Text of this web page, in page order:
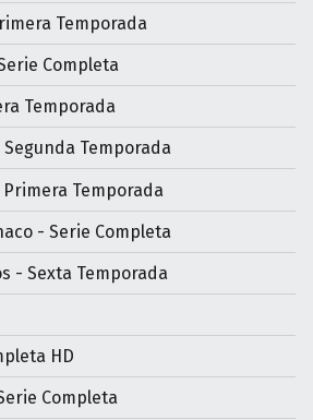
Temporada
Completa
Temporada
Temporada
Primera Temporada
- Serie Completa
- Sexta Temporada
HD
Completa